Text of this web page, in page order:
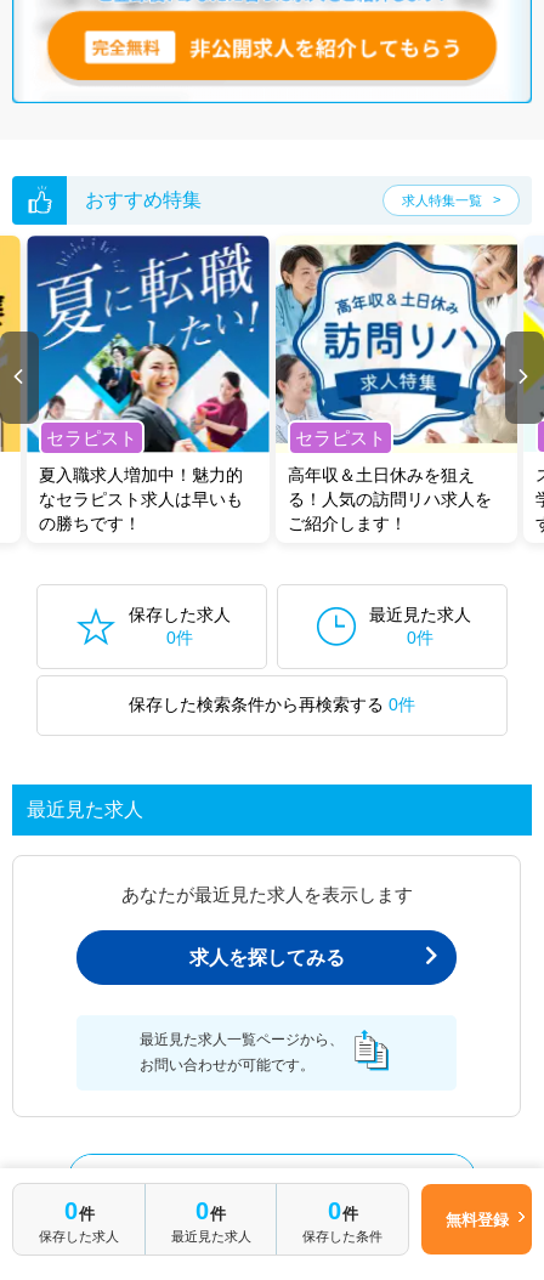
おすすめ特集 求人特集一覧
セラピスト
夏入職求人増加中！魅力的
なセラピスト求人は早いも
の勝ちです！
セラピスト
高年収＆土日休みを狙え
る！人気の訪問リハ求人を
ご紹介します！
保存した求人
0件
最近見た求人
0件
保存した検索条件から再検索する 0件
最近見た求人
あなたが最近見た求人を表示します
求人を探してみる
最近見た求人一覧ページから、
お問い合わせが可能です。
0件
保存した求人
0件
最近見た求人
0件
保存した条件
無料登録